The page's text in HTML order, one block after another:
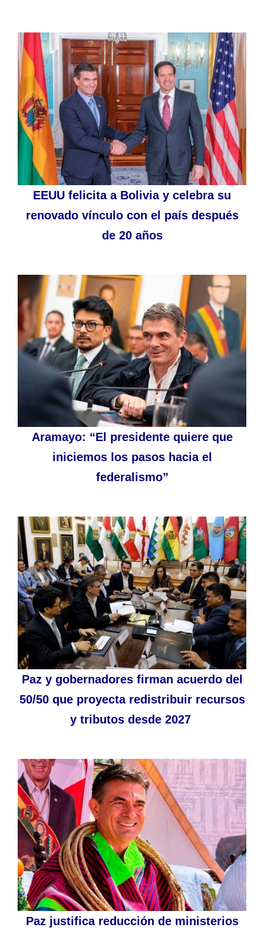
EEUU felicita a Bolivia y celebra su
renovado vínculo con el país después
de 20 años
Aramayo: “El presidente quiere que
iniciemos los pasos hacia el
federalismo”
Paz y gobernadores firman acuerdo del
50/50 que proyecta redistribuir recursos
y tributos desde 2027
Paz justifica reducción de ministerios